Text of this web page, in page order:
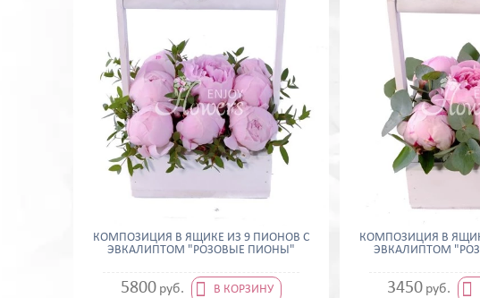
КОМПОЗИЦИЯ В ЯЩИКЕ ИЗ 9 ПИОНОВ С
ЭВКАЛИПТОМ "РОЗОВЫЕ ПИОНЫ"
5800 руб.  В КОРЗИНУ
КОМПОЗИЦИЯ В
ЭВКАЛИПТОМ
3450 руб. 